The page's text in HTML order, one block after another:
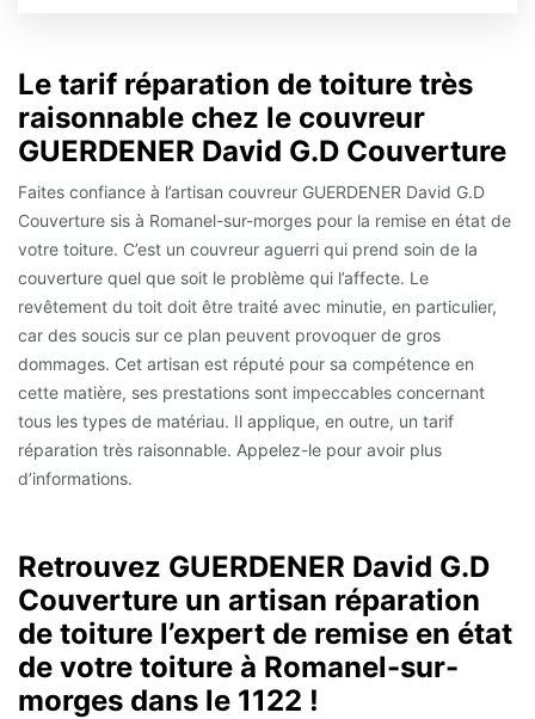
Le tarif réparation de toiture très
raisonnable chez le couvreur
GUERDENER David G.D Couverture
Faites confiance à l’artisan couvreur GUERDENER David G.D
Couverture sis à Romanel-sur-morges pour la remise en état de
votre toiture. C’est un couvreur aguerri qui prend soin de la
couverture quel que soit le problème qui l’affecte. Le
revêtement du toit doit être traité avec minutie, en particulier,
car des soucis sur ce plan peuvent provoquer de gros
dommages. Cet artisan est réputé pour sa compétence en
cette matière, ses prestations sont impeccables concernant
tous les types de matériau. Il applique, en outre, un tarif
réparation très raisonnable. Appelez-le pour avoir plus
d’informations.
Retrouvez GUERDENER David G.D
Couverture un artisan réparation
de toiture l’expert de remise en état
de votre toiture à Romanel-sur-
morges dans le 1122 !